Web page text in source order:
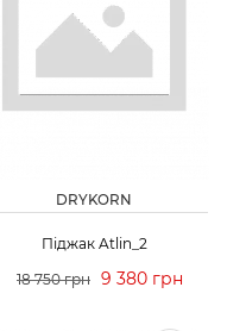
DRYKORN
Піджак Atlin_2
18 750 грн 9 380 грн